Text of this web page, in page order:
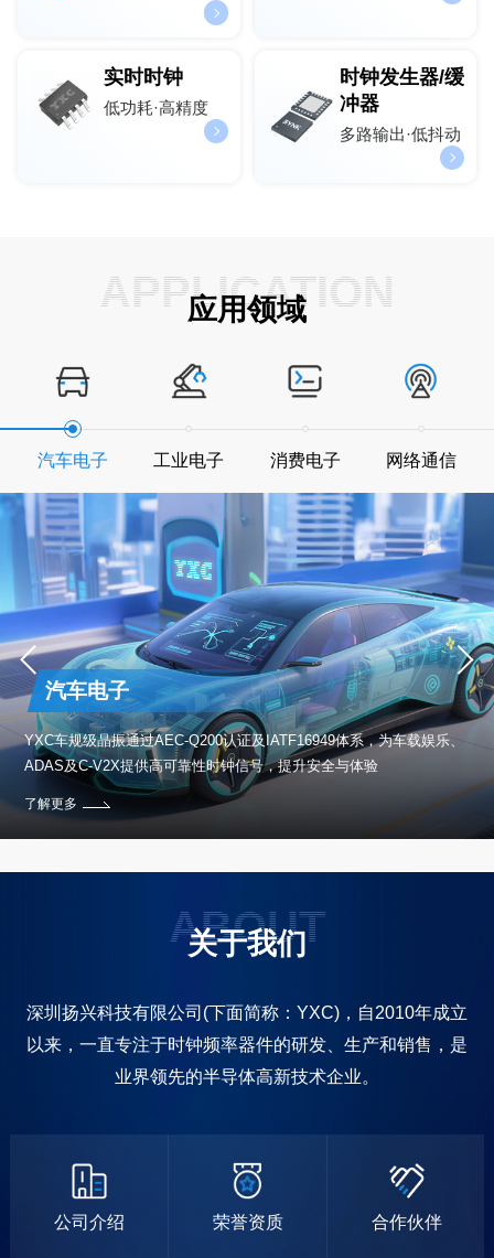
实时时钟
低功耗·高精度
时钟发生器/缓
冲器
多路输出·低抖动
APPLICATION
应用领域
汽车电子 工业电子 消费电子 网络通信
汽车电子
YXC车规级晶振通过AEC-Q200认证及IATF16949体系，为车载娱乐、
ADAS及C-V2X提供高可靠性时钟信号，提升安全与体验
了解更多
ABOUT
关于我们
深圳扬兴科技有限公司(下面简称：YXC)，自2010年成立
以来，一直专注于时钟频率器件的研发、生产和销售，是
业界领先的半导体高新技术企业。
公司介绍 荣誉资质 合作伙伴